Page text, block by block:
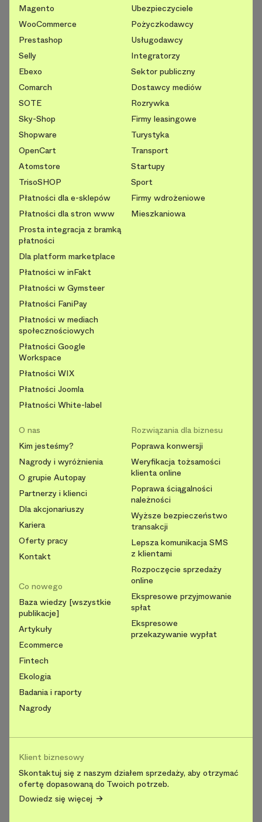
Magento
WooCommerce
Prestashop
Selly
Ebexo
Comarch
SOTE
Sky-Shop
Shopware
OpenCart
Atomstore
TrisoSHOP
Płatności dla e-sklepów
Płatności dla stron www
Prosta integracja z bramką
płatności
Dla platform marketplace
Płatności w inFakt
Płatności w Gymsteer
Płatności FaniPay
Płatności w mediach
społecznościowych
Płatności Google
Workspace
Płatności WIX
Płatności Joomla
Płatności White-label
Ubezpieczyciele
Pożyczkodawcy
Usługodawcy
Integratorzy
Sektor publiczny
Dostawcy mediów
Rozrywka
Firmy leasingowe
Turystyka
Transport
Startupy
Sport
Firmy wdrożeniowe
Mieszkaniowa
O nas
Kim jesteśmy?
Nagrody i wyróżnienia
O grupie Autopay
Partnerzy i klienci
Dla akcjonariuszy
Kariera
Oferty pracy
Kontakt
Co nowego
Baza wiedzy [wszystkie
publikacje]
Artykuły
Ecommerce
Fintech
Ekologia
Badania i raporty
Nagrody
Rozwiązania dla biznesu
Poprawa konwersji
Weryfikacja tożsamości
klienta online
Poprawa ściągalności
należności
Wyższe bezpieczeństwo
transakcji
Lepsza komunikacja SMS
z klientami
Rozpoczęcie sprzedaży
online
Ekspresowe przyjmowanie
spłat
Ekspresowe
przekazywanie wypłat
Klient biznesowy
Skontaktuj się z naszym działem sprzedaży, aby otrzymać
ofertę dopasowaną do Twoich potrzeb.
Dowiedz się więcej